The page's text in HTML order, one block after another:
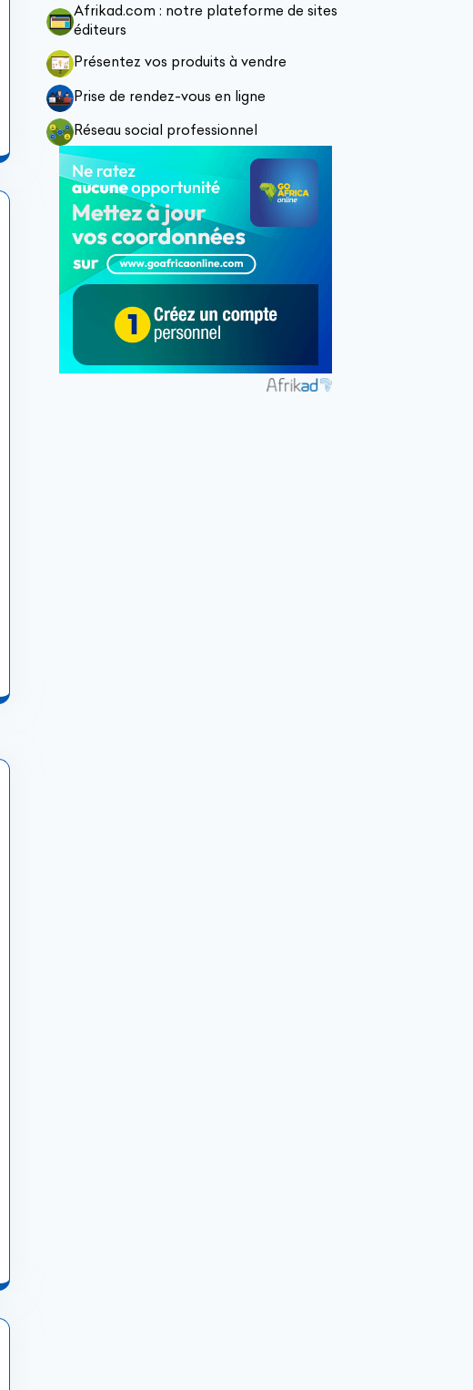
Afrikad.com : notre plateforme de sites
éditeurs
Présentez vos produits à vendre
Prise de rendez-vous en ligne
Réseau social professionnel